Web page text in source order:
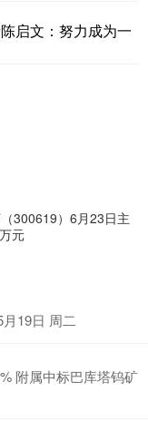
启文：努力成为一
300619）6月23日主
元
19日 周二
附属中标巴库塔钨矿